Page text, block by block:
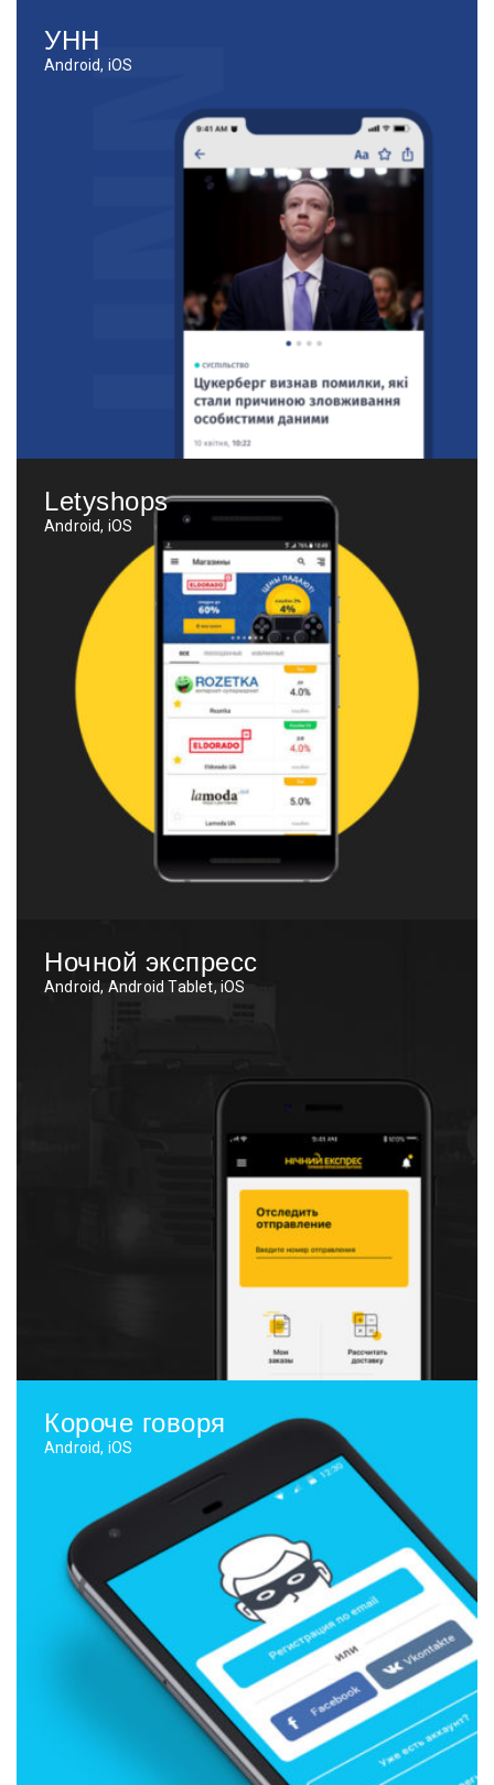
УНН
Android, iOS
Letyshops
Android, iOS
Ночной экспресс
Android, Android Tablet, iOS
Короче говоря
Android, iOS